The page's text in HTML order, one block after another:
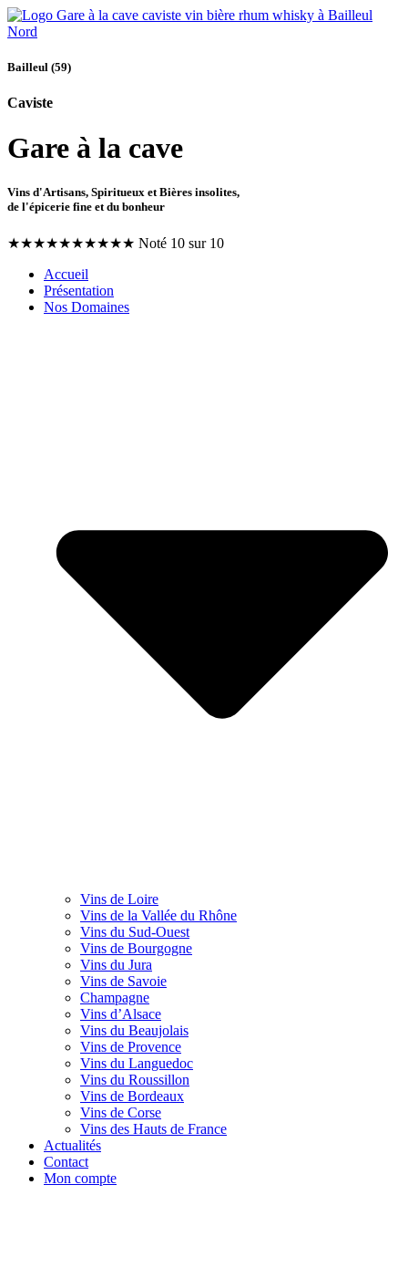
Bailleul (59)
Caviste
Gare à la cave
Vins d'Artisans, Spiritueux et Bières insolites,
de l'épicerie fine et du bonheur
★★★★★★★★★★ Noté 10 sur 10
Accueil
Présentation
Nos Domaines
Vins de Loire
Vins de la Vallée du Rhône
Vins du Sud-Ouest
Vins de Bourgogne
Vins du Jura
Vins de Savoie
Champagne
Vins d’Alsace
Vins du Beaujolais
Vins de Provence
Vins du Languedoc
Vins du Roussillon
Vins de Bordeaux
Vins de Corse
Vins des Hauts de France
Actualités
Contact
Mon compte